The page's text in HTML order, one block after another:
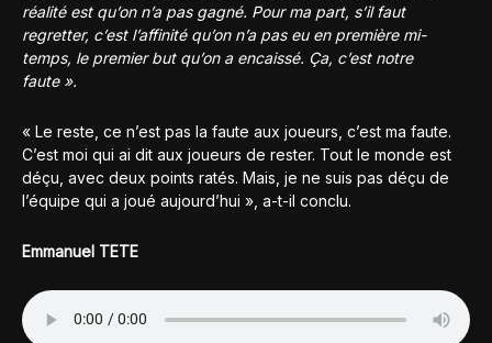
réalité est qu’on n’a pas gagné. Pour ma part, s’il faut
regretter, c’est l’affinité qu’on n’a pas eu en première mi-
temps, le premier but qu’on a encaissé. Ça, c’est notre
faute ».
« Le reste, ce n’est pas la faute aux joueurs, c’est ma faute.
C’est moi qui ai dit aux joueurs de rester. Tout le monde est
déçu, avec deux points ratés. Mais, je ne suis pas déçu de
l’équipe qui a joué aujourd’hui », a-t-il conclu.
Emmanuel TETE